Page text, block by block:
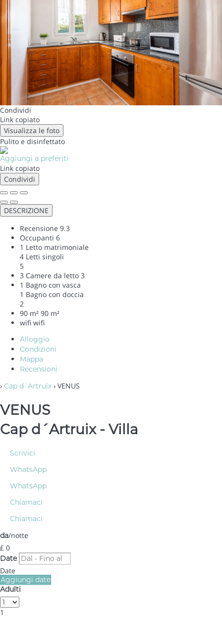
Condividi
Link copiato
Visualizza le foto
Pulito e disinfettato
Aggiungi a preferiti
Link copiato
Condividi
DESCRIZIONE
Recensione 9.3
Occupanti 6
1 Letto matrimoniale
4 Letti singoli
5
3 Camere da letto 3
1 Bagno con vasca
1 Bagno con doccia
2
90 m² 90 m²
wifi wifi
Alloggio
Condizioni
Mappa
Recensioni
› Cap d´Artruix › VENUS
VENUS
Cap d´Artruix - Villa
Scrivici
WhatsApp
WhatsApp
Chiamaci
Chiamaci
da/notte
£ 0
Date
Date
Aggiungi date
Adulti
1